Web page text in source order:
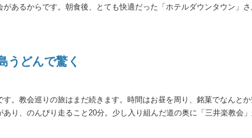
あるからです。朝食後、とても快適だった「ホテルダウンタウン」
うどんで驚く
教会巡りの旅はまだ続きます。時間はお昼を周り、銘菓でなんとか
り、のんびり走ること20分。少し入り組んだ道の奥に「三井楽教会」